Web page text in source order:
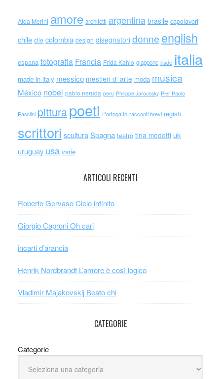
Alda Merini amore architetti argentina brasile capolavori
chile cile colombia design disegnatori donne english
espana fotografia Francia Frida Kahlo giappone iliade italia
made in italy messico mestieri d' arte moda musica
México nobel pablo neruda perù Philippe Jaroussky Pier Paolo
Pasolini pitturapoeti Portogallo racconti brevi registi
scrittori scultura Spagna teatro tina modotti uk
uruguay usa varie
ARTICOLI RECENTI
Roberto Gervaso Cielo infinito
Giorgio Caproni Oh cari
incarti d’arancia
Henrik Nordbrandt L’amore è così logico
Vladimir Majakovskij Beato chi
CATEGORIE
Categorie